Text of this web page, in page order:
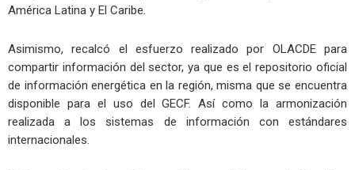
América Latina y El Caribe.
Asimismo, recalcó el esfuerzo realizado por OLACDE para
compartir información del sector, ya que es el repositorio oficial
de información energética en la región, misma que se encuentra
disponible para el uso del GECF. Así como la armonización
realizada a los sistemas de información con estándares
internacionales.